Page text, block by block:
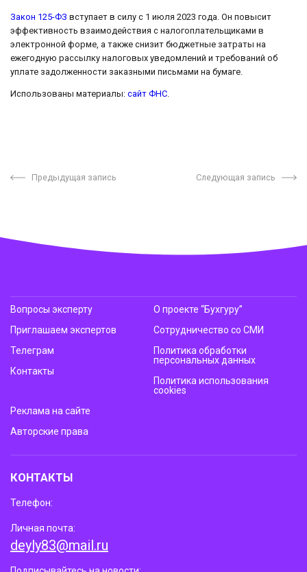
Закон 125-ФЗ вступает в силу с 1 июля 2023 года. Он повысит
эффективность взаимодействия с налогоплательщиками в
электронной форме, а также снизит бюджетные затраты на
ежегодную рассылку налоговых уведомлений и требований об
уплате задолженности заказными письмами на бумаге.
Использованы материалы: сайт ФНС.
Предыдущая запись Следующая запись
Вопросы эксперту
Приглашаем экспертов
Телеграм
Контакты
О проекте “Бухгуру”
Сотрудничество со СМИ
Политика обработки
персональных данных
Политика использования
cookies
Реклама на сайте
Авторские права
КОНТАКТЫ
Телефон:
Личная почта:
deyly83@mail.ru